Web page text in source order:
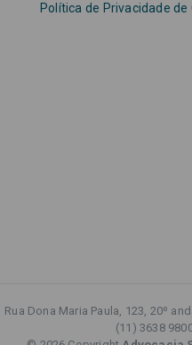
Política de Privacidade de
Rua Dona Maria Paula, 123, 20º
(11) 3638